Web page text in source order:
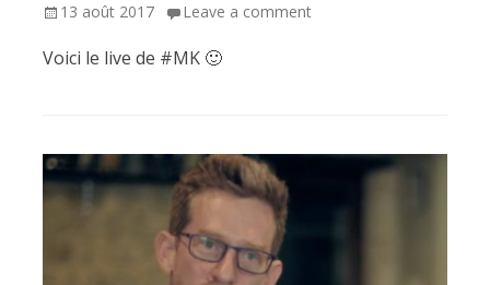
Posted
13 août 2017 Leave a comment
Voici le live de #MK 🙂